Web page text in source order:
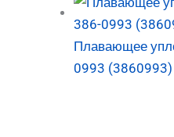
Плавающее
0993